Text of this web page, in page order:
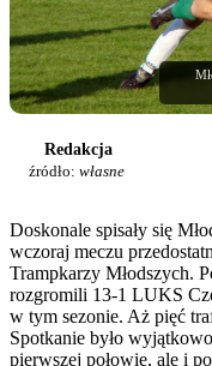
Redakcja
źródło: własne
Doskonale spisały się
wczoraj meczu
Trampkarzy Młodszych.
rozgromili 13-1 LUKS
w tym sezonie. Aż pięć
Spotkanie było
pierwszej połowie, ale i